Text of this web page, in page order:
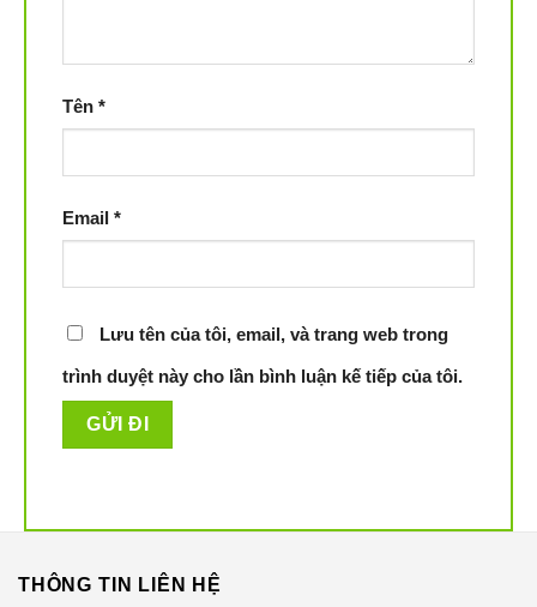
Tên *
Email *
Lưu tên của tôi, email, và trang web trong
trình duyệt này cho lần bình luận kế tiếp của tôi.
THÔNG TIN LIÊN HỆ